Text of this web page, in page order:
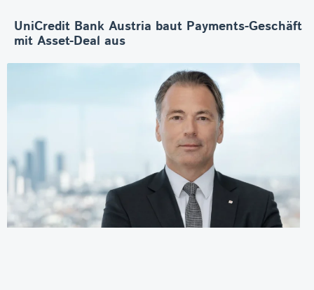
UniCredit Bank Austria baut Payments-Geschäft
mit Asset-Deal aus